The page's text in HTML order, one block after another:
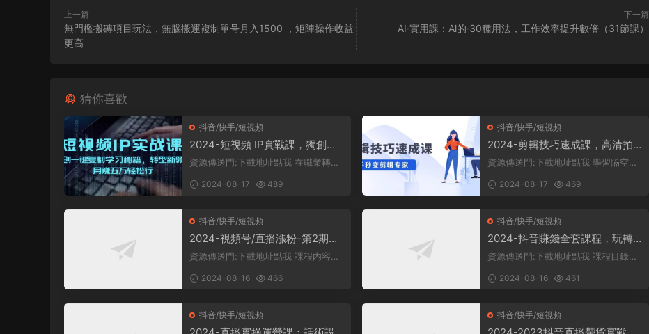
上一篇
無門檻搬磚項目玩法，無腦搬運複制單号月入1500 ，矩陣操作收益
更高
下一篇
AI·實用課：Al的·30種用法，工作效率提升數倍（31節課）
猜你喜歡
抖音/快手/短視頻
2024-短視頻 IP實戰課，獨創一
鍵複制學習秘籍，轉戰新領域，
資源傳送門:下載地址點我 在職業轉型
作： ...
2024-08-17 489
抖音/快手/短視頻
2024-剪輯技巧速成課，高清拍
攝+調色 轉扇子，建築-摳圖精
資源傳送門:下載地址點我 學習隔空操
的方法...
2024-08-17 469
抖音/快手/短視頻
2024-視頻号/直播漲粉-第2期，
不用拍視頻，不用賣貨，在直播
資源傳送門:下載地址點我 課程内容概
播間...
2024-08-16 466
抖音/快手/短視頻
2024-抖音賺錢全套課程，玩轉
抖音漲粉與變現
資源傳送門:下載地址點我 課程目錄：
性，...
2024-08-16 461
抖音/快手/短視頻 抖音/快手/短視頻